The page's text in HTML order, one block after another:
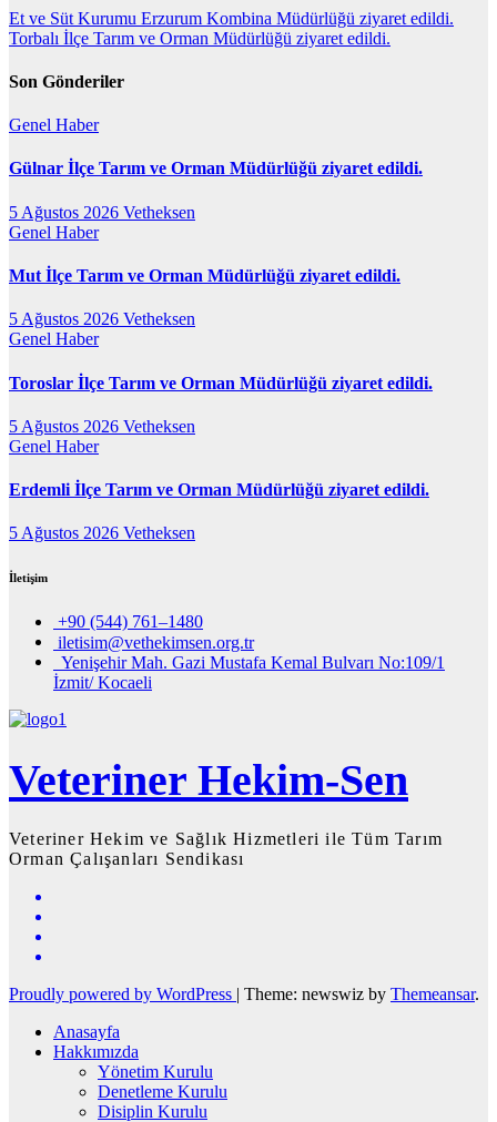
Et ve Süt Kurumu Erzurum Kombina Müdürlüğü ziyaret edildi.
Torbalı İlçe Tarım ve Orman Müdürlüğü ziyaret edildi.
Son Gönderiler
Genel Haber
Gülnar İlçe Tarım ve Orman Müdürlüğü ziyaret edildi.
5 Ağustos 2026 Vetheksen
Genel Haber
Mut İlçe Tarım ve Orman Müdürlüğü ziyaret edildi.
5 Ağustos 2026 Vetheksen
Genel Haber
Toroslar İlçe Tarım ve Orman Müdürlüğü ziyaret edildi.
5 Ağustos 2026 Vetheksen
Genel Haber
Erdemli İlçe Tarım ve Orman Müdürlüğü ziyaret edildi.
5 Ağustos 2026 Vetheksen
İletişim
+90 (544) 761–1480
iletisim@vethekimsen.org.tr
Yenişehir Mah. Gazi Mustafa Kemal Bulvarı No:109/1
İzmit/ Kocaeli
Veteriner Hekim-Sen
Veteriner Hekim ve Sağlık Hizmetleri ile Tüm Tarım
Orman Çalışanları Sendikası
Proudly powered by WordPress | Theme: newswiz by Themeansar.
Anasayfa
Hakkımızda
Yönetim Kurulu
Denetleme Kurulu
Disiplin Kurulu